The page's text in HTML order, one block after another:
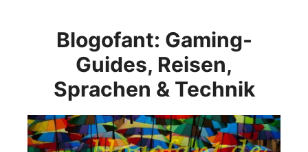
Blogofant: Gaming-
Guides, Reisen,
Sprachen & Technik